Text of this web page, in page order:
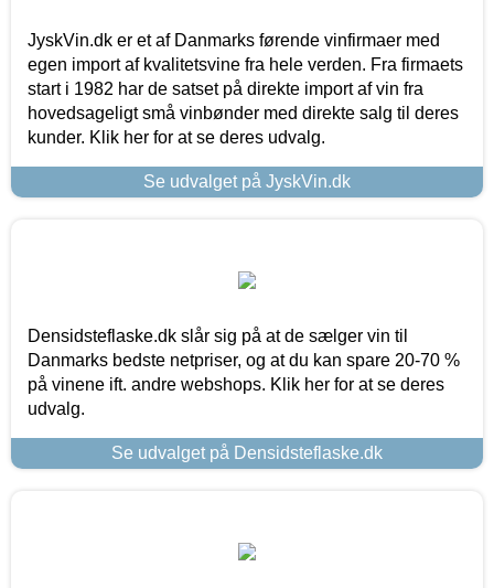
JyskVin.dk er et af Danmarks førende vinfirmaer med
egen import af kvalitetsvine fra hele verden. Fra firmaets
start i 1982 har de satset på direkte import af vin fra
hovedsageligt små vinbønder med direkte salg til deres
kunder. Klik her for at se deres udvalg.
Se udvalget på JyskVin.dk
Densidsteflaske.dk slår sig på at de sælger vin til
Danmarks bedste netpriser, og at du kan spare 20-70 %
på vinene ift. andre webshops. Klik her for at se deres
udvalg.
Se udvalget på Densidsteflaske.dk